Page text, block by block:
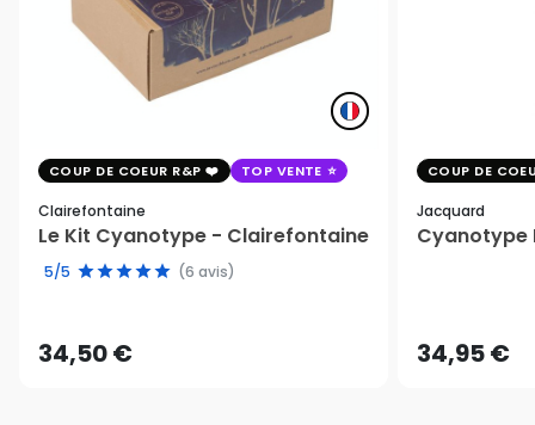
COUP DE COEUR R&P TOP VENTE
Clairefontaine
Le Kit Cyanotype - Clairefontaine
5/5 (6 avis)
34,50 €
COUP DE
Jacquard
Cyanotype
34,95 €